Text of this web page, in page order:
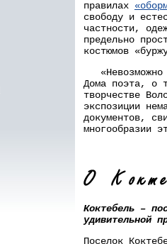
правилах
свободу и
частности,
предельно
костюмов
«Невозможно
Дома поэта, о
творчестве
экспозиции
документов,
многообразии
Коктебель –
удивительной
Поселок